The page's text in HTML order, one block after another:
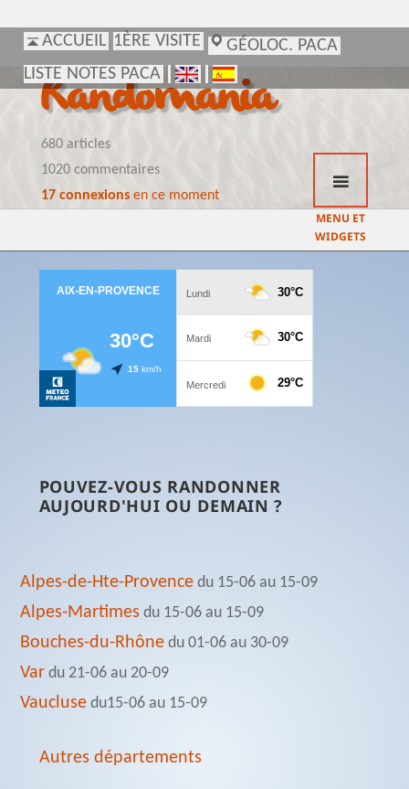
ACCUEIL 1ÈRE VISITE
GÉOLOC. PACA
LISTE NOTES PACA
Randomania
680 articles
1020 commentaires
17 connexionsen ce moment
MENU ET
WIDGETS
POUVEZ-VOUS RANDONNER
AUJOURD'HUI OU DEMAIN ?
Alpes-de-Hte-Provence du 15-06 au 15-09
Alpes-Martimes du 15-06 au 15-09
Bouches-du-Rhône du 01-06 au 30-09
Var du 21-06 au 20-09
Vaucluse du15-06 au 15-09
Autres départements
ACCUEIL 1ÈRE VISITE
GÉOLOC. PACA
LISTE NOTES PACA